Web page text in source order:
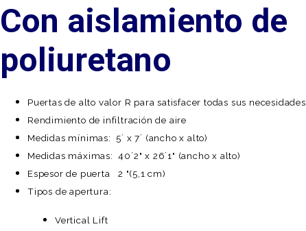
Con aislamiento de
poliuretano
Puertas de alto valor R para satisfacer todas sus necesidades
Rendimiento de infiltración de aire
Medidas mínimas: 5´ x 7´ (ancho x alto)
Medidas máximas: 40´2" x 26´1" (ancho x alto)
Espesor de puerta 2 "(5,1 cm)
Tipos de apertura:
Vertical Lift